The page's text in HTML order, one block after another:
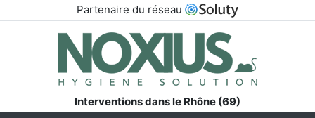
Partenaire du réseau
Interventions dans le Rhône (69)